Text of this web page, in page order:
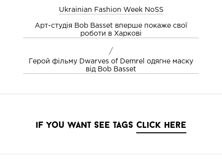
Ukrainian Fashion Week NoSS
Арт-студія Bob Basset вперше покаже свої
роботи в Харкові
/
Герой фільму Dwarves of Demrel одягне маску
від Bob Basset
if you want see tags click here